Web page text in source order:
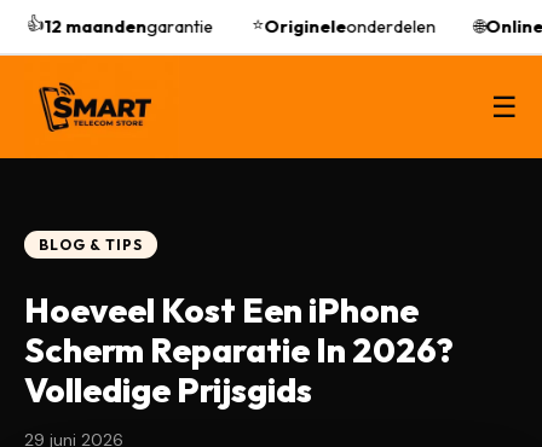
12 maandengarantie Origineleonderdelen Online
☰
BLOG & TIPS
Hoeveel Kost Een iPhone
Scherm Reparatie In 2026?
Volledige Prijsgids
29 juni 2026